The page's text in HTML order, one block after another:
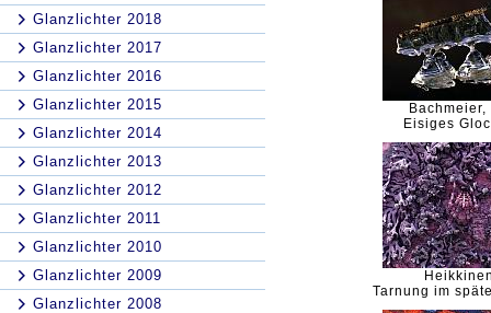
Glanzlichter 2018
Glanzlichter 2017
Glanzlichter 2016
Glanzlichter 2015
Glanzlichter 2014
Glanzlichter 2013
Glanzlichter 2012
Glanzlichter 2011
Glanzlichter 2010
Glanzlichter 2009
Glanzlichter 2008
Eisiges
Tarnung im